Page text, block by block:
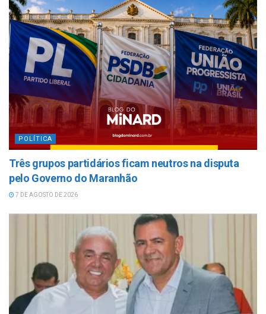
POLÍTICA
Três grupos partidários ficam neutros na disputa
pelo Governo do Maranhão
7 DE AGOSTO DE 2026